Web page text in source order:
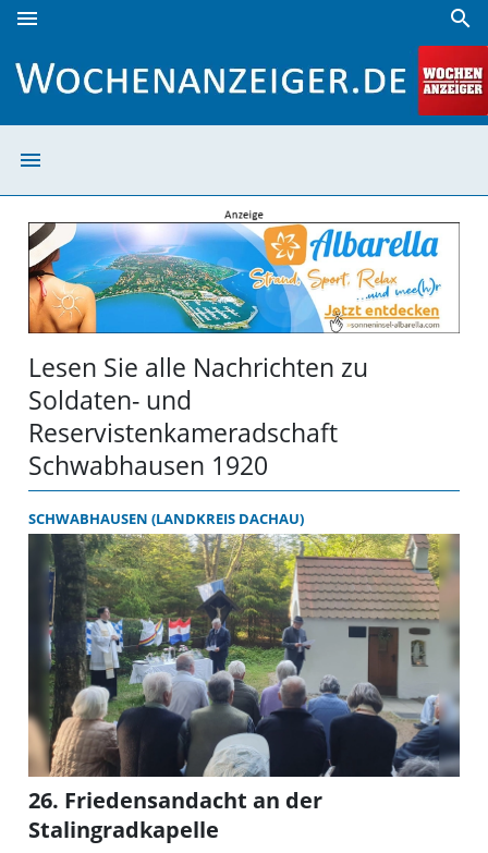
menu search
menu
Lesen Sie alle Nachrichten zu
Soldaten- und
Reservistenkameradschaft
Schwabhausen 1920
SCHWABHAUSEN (LANDKREIS DACHAU)
26. Friedensandacht an der
Stalingradkapelle